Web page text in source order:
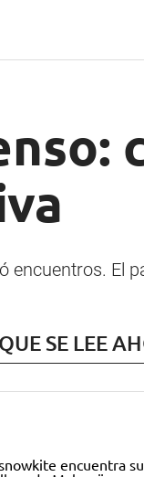
encuentros. El
SE LEE